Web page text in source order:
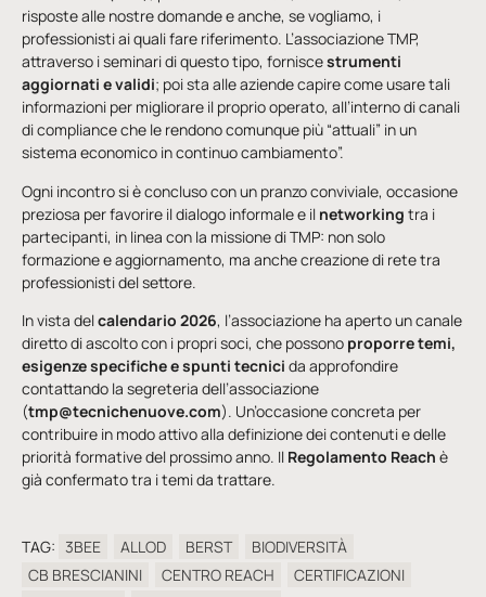
risposte alle nostre domande e anche, se vogliamo, i
professionisti ai quali fare riferimento. L’associazione TMP,
attraverso i seminari di questo tipo, forniscestrumenti
aggiornati e validi; poi sta alle aziende capire come usare tali
informazioni per migliorare il proprio operato, all’interno di canali
di compliance che le rendono comunque più “attuali” in un
sistema economico in continuo cambiamento”.
Ogni incontro si è concluso con un pranzo conviviale, occasione
preziosa per favorire il dialogo informale e il networking tra i
partecipanti, in linea con la missione di TMP: non solo
formazione e aggiornamento, ma anche creazione di rete tra
professionisti del settore.
In vista delcalendario 2026, l’associazione ha aperto un canale
diretto di ascolto con i propri soci, che possono proporre temi,
esigenze specifiche e spunti tecnici da approfondire
contattando la segreteria dell’associazione
(tmp@tecnichenuove.com). Un’occasione concreta per
contribuire in modo attivo alla definizione dei contenuti e delle
priorità formative del prossimo anno. Il Regolamento Reach è
già confermato tra i temi da trattare.
TAG: 3BEE ALLOD BERST
BIODIVERSITÀ
CB BRESCIANINI
CENTRO REACH
CERTIFICAZIONI